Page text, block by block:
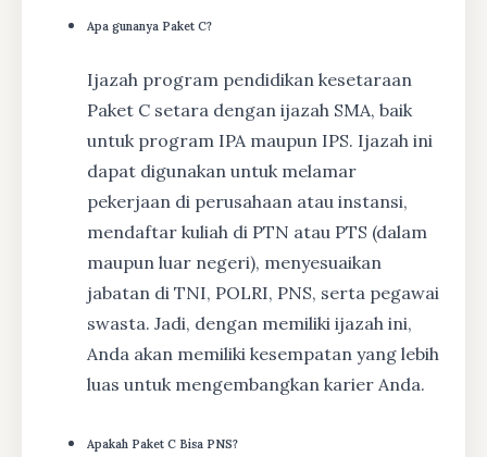
Apa gunanya Paket C?
Ijazah program pendidikan kesetaraan
Paket C setara dengan ijazah SMA, baik
untuk program IPA maupun IPS. Ijazah ini
dapat digunakan untuk melamar
pekerjaan di perusahaan atau instansi,
mendaftar kuliah di PTN atau PTS (dalam
maupun luar negeri), menyesuaikan
jabatan di TNI, POLRI, PNS, serta pegawai
swasta. Jadi, dengan memiliki ijazah ini,
Anda akan memiliki kesempatan yang lebih
luas untuk mengembangkan karier Anda.
Apakah Paket C Bisa PNS?